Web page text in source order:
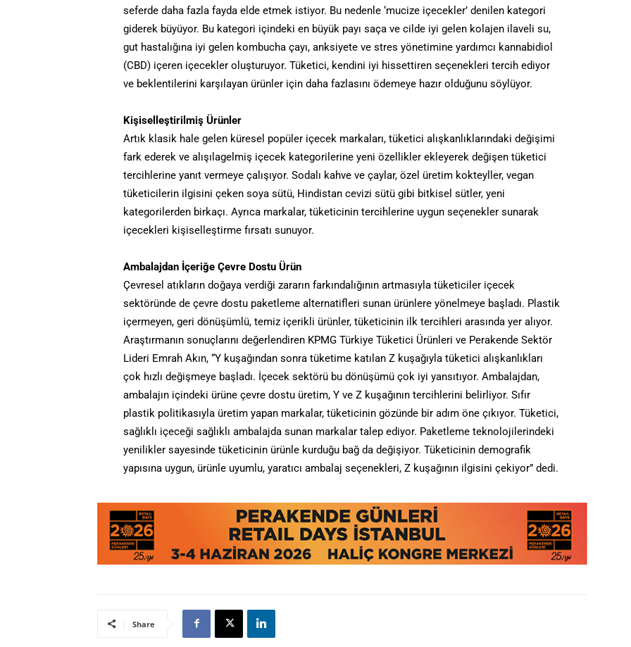
seferde daha fazla fayda elde etmek istiyor. Bu nedenle ‘mucize içecekler’ denilen kategori
giderek büyüyor. Bu kategori içindeki en büyük payı saça ve cilde iyi gelen kolajen ilaveli su,
gut hastalığına iyi gelen kombucha çayı, anksiyete ve stres yönetimine yardımcı kannabidiol
(CBD) içeren içecekler oluşturuyor. Tüketici, kendini iyi hissettiren seçenekleri tercih ediyor
ve beklentilerini karşılayan ürünler için daha fazlasını ödemeye hazır olduğunu söylüyor.
Kişiselleştirilmiş Ürünler
Artık klasik hale gelen küresel popüler içecek markaları, tüketici alışkanlıklarındaki değişimi
fark ederek ve alışılagelmiş içecek kategorilerine yeni özellikler ekleyerek değişen tüketici
tercihlerine yanıt vermeye çalışıyor. Sodalı kahve ve çaylar, özel üretim kokteyller, vegan
tüketicilerin ilgisini çeken soya sütü, Hindistan cevizi sütü gibi bitkisel sütler, yeni
kategorilerden birkaçı. Ayrıca markalar, tüketicinin tercihlerine uygun seçenekler sunarak
içecekleri kişiselleştirme fırsatı sunuyor.
Ambalajdan İçeriğe Çevre Dostu Ürün
Çevresel atıkların doğaya verdiği zararın farkındalığının artmasıyla tüketiciler içecek
sektöründe de çevre dostu paketleme alternatifleri sunan ürünlere yönelmeye başladı. Plastik
içermeyen, geri dönüşümlü, temiz içerikli ürünler, tüketicinin ilk tercihleri arasında yer alıyor.
Araştırmanın sonuçlarını değerlendiren KPMG Türkiye Tüketici Ürünleri ve Perakende Sektör
Lideri Emrah Akın, “Y kuşağından sonra tüketime katılan Z kuşağıyla tüketici alışkanlıkları
çok hızlı değişmeye başladı. İçecek sektörü bu dönüşümü çok iyi yansıtıyor. Ambalajdan,
ambalajın içindeki ürüne çevre dostu üretim, Y ve Z kuşağının tercihlerini belirliyor. Sıfır
plastik politikasıyla üretim yapan markalar, tüketicinin gözünde bir adım öne çıkıyor. Tüketici,
sağlıklı içeceği sağlıklı ambalajda sunan markalar talep ediyor. Paketleme teknolojilerindeki
yenilikler sayesinde tüketicinin ürünle kurduğu bağ da değişiyor. Tüketicinin demografik
yapısına uygun, ürünle uyumlu, yaratıcı ambalaj seçenekleri, Z kuşağının ilgisini çekiyor” dedi.
Share